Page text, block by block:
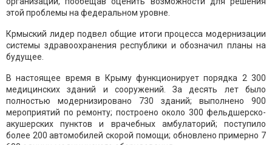
этой проблемы на федеральном уровне.
Крмыский лидер подвел общие итоги процесса модернизации
системы здравоохранения республики и обозначил планы на
будущее.
В настоящее время в Крыму функционирует порядка 2 300
медицинских зданий и сооружений. За десять лет было
полностью модернизировано 730 зданий; выполнено 900
мероприятий по ремонту; построено около 300 фельдшерско-
акушерских пунктов и врачебных амбулаторий; поступило
более 200 автомобилей скорой помощи; обновлено примерно 7